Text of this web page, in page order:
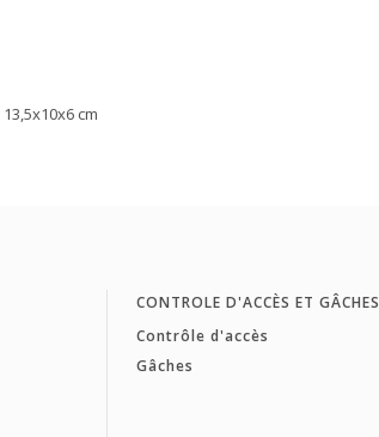
13,5x10x6 cm
CONTROLE D'ACCÈS ET GÂCHES
Contrôle d'accès
Gâches